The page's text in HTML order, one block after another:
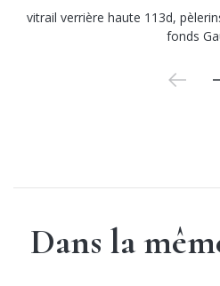
vitrail verrière haute 113d,
fonds
Dans la